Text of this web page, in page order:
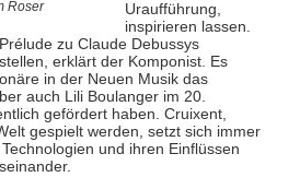
Roser
Uraufführung,
inspirieren lassen.
zu Claude Debussys
erklärt der Komponist. Es
in der Neuen Musik das
auch Lili Boulanger im 20.
gefördert haben. Cruixent,
gespielt werden, setzt sich immer
und ihren Einflüssen